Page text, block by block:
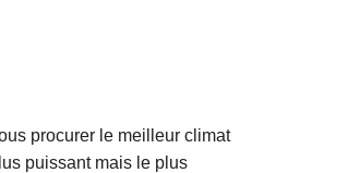
procurer le meilleur climat
puissant mais le plus